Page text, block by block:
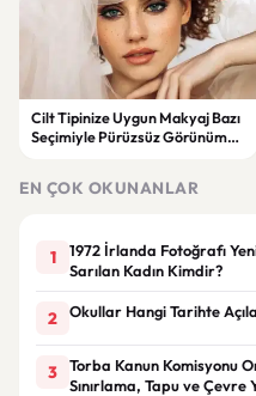
Cilt Tipinize Uygun Makyaj Bazı
Seçimiyle Pürüzsüz Görünümün
EN ÇOK OKUNANLAR
1
1972 İrlanda Fotoğrafı
Sarılan Kadın Kimdir?
2 Okullar Hangi Tarihte
3
Torba Kanun Komisyonu
Sınırlama, Tapu ve